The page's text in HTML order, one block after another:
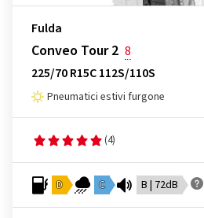
Fulda
Conveo Tour 2 8
225/70 R15C 112S/110S
Pneumatici estivi furgone
(4)
D C B | 72dB